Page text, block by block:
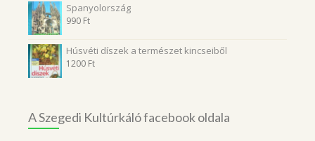
Spanyolország
990 Ft
Húsvéti díszek a természet kincseiből
1200 Ft
A Szegedi Kultúrkáló facebook oldala